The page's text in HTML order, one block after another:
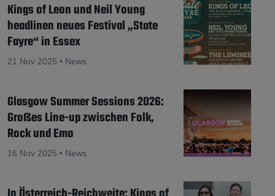
Kings of Leon und Neil Young
headlinen neues Festival „State
Fayre“ in Essex
21 Nov 2025 • News
Glasgow Summer Sessions 2026:
Großes Line-up zwischen Folk,
Rock und Emo
16 Nov 2025 • News